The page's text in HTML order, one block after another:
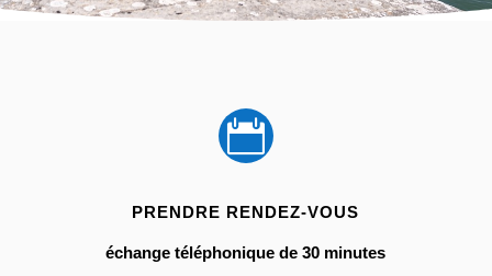

PRENDRE RENDEZ-VOUS
échange téléphonique de 30 minutes